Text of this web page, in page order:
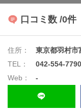
口コミ数 /0件
住所：
東京都羽村市
TEL：
042-554-7790
Web：
-